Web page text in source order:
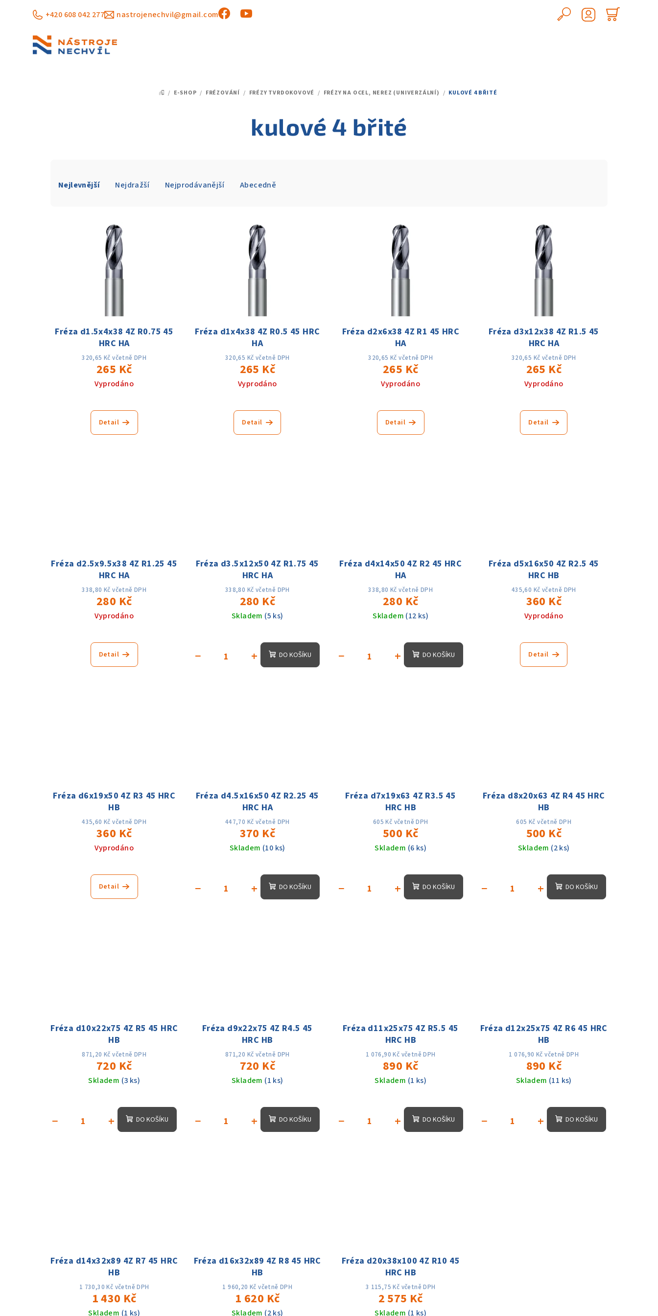
+420 608 042 277 nastrojenechvil@gmail.com
Hledat
DOMŮ
/ E-SHOP / FRÉZOVÁNÍ / FRÉZY TVRDOKOVOVÉ / FRÉZY NA OCEL, NEREZ (UNIVERZÁLNÍ) / KULOVÉ 4 BŘITÉ
kulové 4 břité
a
d
Nejlevnější Nejdražší Nejprodávanější Abecedně
r
Fréza d1.5x4x38 4Z R0.75 45
HRC HA
320,65 Kč včetně DPH
265 Kč
Vyprodáno
Detail
Fréza d1x4x38 4Z R0.5 45 HRC
HA
320,65 Kč včetně DPH
265 Kč
Vyprodáno
Detail
Fréza d2x6x38 4Z R1 45 HRC
HA
320,65 Kč včetně DPH
265 Kč
Vyprodáno
Detail
Fréza d3x12x38 4Z R1.5 45
HRC HA
320,65 Kč včetně DPH
265 Kč
Vyprodáno
Detail
Fréza d2.5x9.5x38 4Z R1.25 45
HRC HA
338,80 Kč včetně DPH
280 Kč
Vyprodáno
Detail
Fréza d3.5x12x50 4Z R1.75 45
HRC HA
338,80 Kč včetně DPH
280 Kč
Skladem (5 ks)
+
− DO KOŠÍKU
Fréza d4x14x50 4Z R2 45 HRC
HA
338,80 Kč včetně DPH
280 Kč
Skladem (12 ks)
+
− DO KOŠÍKU
Fréza d5x16x50 4Z R2.5 45
HRC HB
435,60 Kč včetně DPH
360 Kč
Vyprodáno
Detail
Fréza d6x19x50 4Z R3 45 HRC
HB
435,60 Kč včetně DPH
360 Kč
Vyprodáno
Detail
Fréza d4.5x16x50 4Z R2.25 45
HRC HA
447,70 Kč včetně DPH
370 Kč
Skladem (10 ks)
+
− DO KOŠÍKU
Fréza d7x19x63 4Z R3.5 45
HRC HB
605 Kč včetně DPH
500 Kč
Skladem (6 ks)
+
− DO KOŠÍKU
Fréza d8x20x63 4Z R4 45 HRC
HB
605 Kč včetně DPH
500 Kč
Skladem (2 ks)
+
− DO KOŠÍKU
Fréza d10x22x75 4Z R5 45 HRC
HB
871,20 Kč včetně DPH
720 Kč
Skladem (3 ks)
+
− DO KOŠÍKU
Fréza d9x22x75 4Z R4.5 45
HRC HB
871,20 Kč včetně DPH
720 Kč
Skladem (1 ks)
+
− DO KOŠÍKU
Fréza d11x25x75 4Z R5.5 45
HRC HB
1 076,90 Kč včetně DPH
890 Kč
Skladem (1 ks)
+
− DO KOŠÍKU
Fréza d12x25x75 4Z R6 45 HRC
HB
1 076,90 Kč včetně DPH
890 Kč
Skladem (11 ks)
+
− DO KOŠÍKU
Fréza d14x32x89 4Z R7 45 HRC
HB
1 730,30 Kč včetně DPH
1 430 Kč
Skladem (1 ks)
Fréza d16x32x89 4Z R8 45 HRC
HB
1 960,20 Kč včetně DPH
1 620 Kč
Skladem (2 ks)
Fréza d20x38x100 4Z R10 45
HRC HB
3 115,75 Kč včetně DPH
2 575 Kč
Skladem (1 ks)